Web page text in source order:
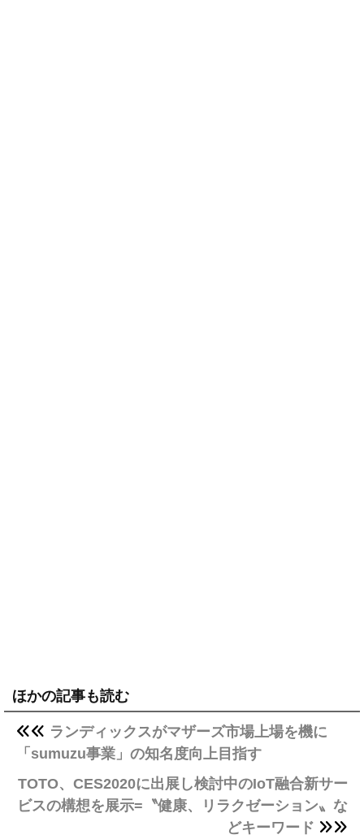
ほかの記事も読む
ランディックスがマザーズ市場上場を機に
「sumuzu事業」の知名度向上目指す
TOTO、CES2020に出展し検討中のIoT融合新サー
ビスの構想を展示=〝健康、リラクゼーション〟な
どキーワード